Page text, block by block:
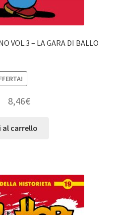
VOL.3 – LA GARA DI BALLO
8,46€
al carrello